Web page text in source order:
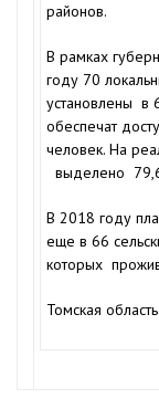
районов.
В рамках
году 70
установлены в
обеспечат
человек. На
выделено
В 2018 году
еще в 66
которых
Томская